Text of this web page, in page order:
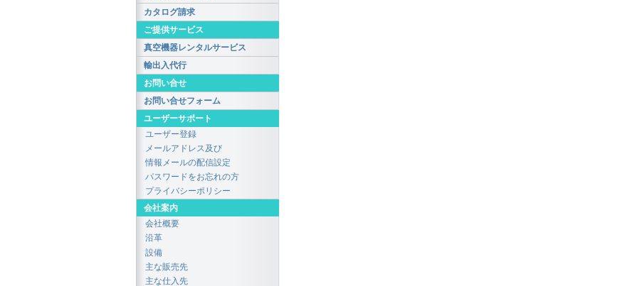
カタログ請求
ご提供サービス
真空機器レンタルサービス
輸出入代行
お問い合せ
お問い合せフォーム
ユーザーサポート
ユーザー登録
メールアドレス及び
情報メールの配信設定
パスワードをお忘れの方
プライバシーポリシー
会社案内
会社概要
沿革
設備
主な販売先
主な仕入先